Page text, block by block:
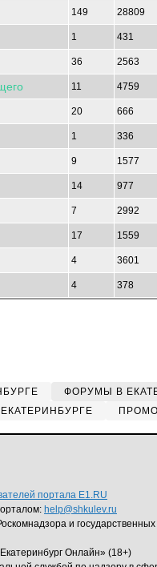
149 28809
1 431
36 2563
11 4759
20 666
1 336
9 1577
14 977
7 2992
17 1559
4 3601
4 378
ФОРУМЫ В
портала E1.RU
help@shkulev.ru
и государственных
Онлайн» (18+)